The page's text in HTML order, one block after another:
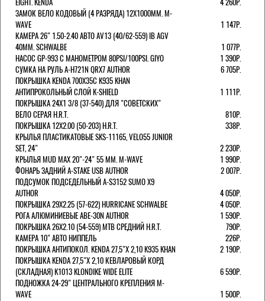
ЗАМОК ВЕЛО КОДОВЫЙ (4 РАЗРЯДА) 12Х1000ММ. M-
WAVE
1 147Р.
КАМЕРА 26" 1.50-2.40 АВТО AV13 (40/62-559) IB AGV
40MM. SCHWALBE
1 077Р.
НАСОС GP-993 С МАНОМЕТРОМ 80PSI/100PSI. GIYO
1 390Р.
СУМКА НА РУЛЬ A-H721N QRX7 AUTHOR
6 705Р.
ПОКРЫШКА KENDA 700Х35С K935 KHAN
АНТИПРОКОЛЬНЫЙ СЛОЙ K-SHIELD
1 111Р.
ПОКРЫШКА 24X1 3/8 (37-540) ДЛЯ "СОВЕТСКИХ"
ВЕЛО СЕРАЯ H.R.T.
810Р.
ПОКРЫШКА 12X2.00 (50-203) H.R.T.
338Р.
КРЫЛЬЯ ПЛАСТИКАТОВЫЕ SKS-11165, VELO55 JUNIOR
SET, 24"
2 230Р.
КРЫЛЬЯ MUD MAX 20"-24" 55 ММ. M-WAVE
1 990Р.
ФОНАРЬ ЗАДНИЙ A-STAKE USB AUTHOR
2 007Р.
ПОДСУМОК ПОДСЕДЕЛЬНЫЙ A-S3152 SUMO X9
AUTHOR
4 050Р.
ПОКРЫШКА 29X2.25 (57-622) HURRICANE SCHWALBE
4 050Р.
РОГА АЛЮМИНИЕВЫЕ ABE-30N AUTHOR
1 590Р.
ПОКРЫШКА 26X2.10 (54-559) MTB СРЕДНИЙ H.R.T.
790Р.
КАМЕРА 10" АВТО НИППЕЛЬ
226Р.
ПОКРЫШКА АНТИПОКОЛ. KENDA 27,5"Х 2,10 K935 KHAN
2 190Р.
ПОКРЫШКА KENDA 27,5"Х 2,10 КЕВЛАРОВЫЙ КОРД
(СКЛАДНАЯ) K1013 KLONDIKE WIDE ELITE
6 590Р.
ПОДНОЖКА 24-29" ЦЕНТРАЛЬНОГО КРЕПЛЕНИЯ M-
WAVE
1 500Р.